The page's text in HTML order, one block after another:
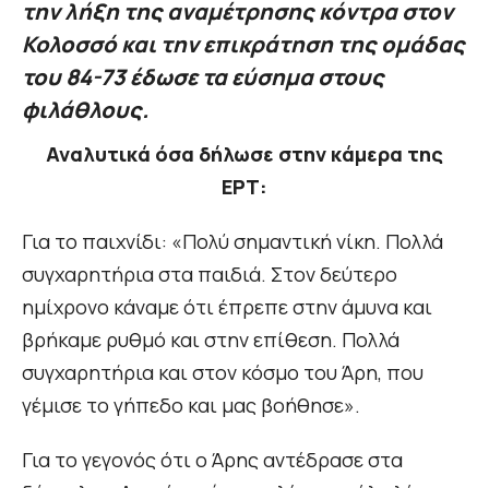
την λήξη της αναμέτρησης κόντρα στον
Κολοσσό και την επικράτηση της ομάδας
του 84-73 έδωσε τα εύσημα στους
φιλάθλους.
Αναλυτικά όσα δήλωσε στην κάμερα της
ΕΡΤ:
Για το παιχνίδι: «Πολύ σημαντική νίκη. Πολλά
συγχαρητήρια στα παιδιά. Στον δεύτερο
ημίχρονο κάναμε ότι έπρεπε στην άμυνα και
βρήκαμε ρυθμό και στην επίθεση. Πολλά
συγχαρητήρια και στον κόσμο του Άρη, που
γέμισε το γήπεδο και μας βοήθησε».
Για το γεγονός ότι ο Άρης αντέδρασε στα